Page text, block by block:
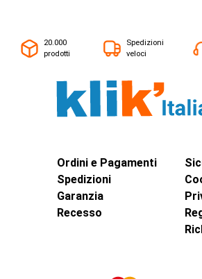
20.000
prodotti
Spedizioni
veloci
Ordini e Pagamenti
Spedizioni
Garanzia
Recesso